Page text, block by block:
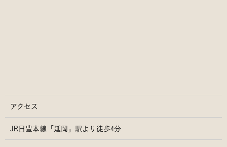
アクセス
JR日豊本線「延岡」駅より徒歩4分